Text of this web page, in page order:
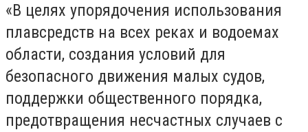
«В целях упорядочения использования
плавсредств на всех реках и водоемах
области, создания условий для
безопасного движения малых судов,
поддержки общественного порядка,
предотвращения несчастных случаев с